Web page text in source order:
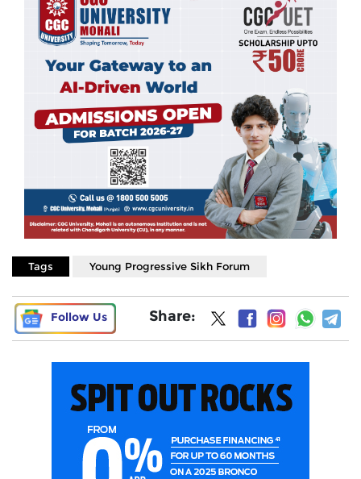
Tags Young Progressive Sikh Forum
Follow Us Share: